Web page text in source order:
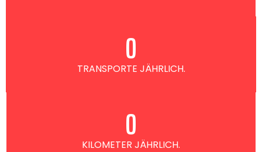
TRANSPORTE JÄHRLICH.
0
KILOMETER JÄHRLICH.
0